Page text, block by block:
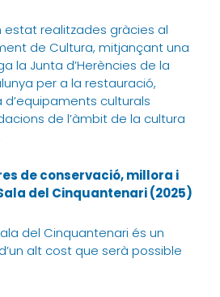
realitzades gràcies al
de Cultura, mitjançant una
la Junta d’Herències de la
per a la restauració,
culturals
de l’àmbit de la cultura
de conservació, millora i
del Cinquantenari (2025)
del Cinquantenari és un
alt cost que serà possible